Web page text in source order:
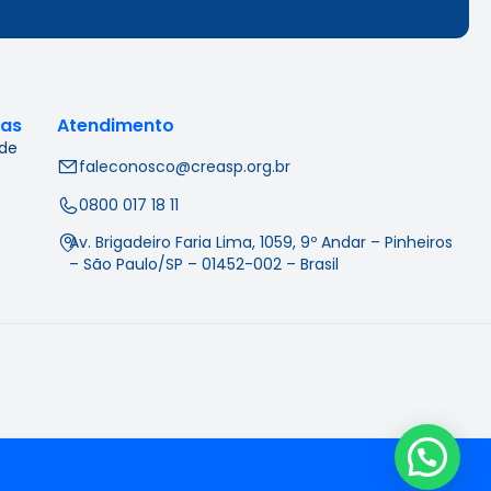
Atendimento
faleconosco@creasp.org.br
0800 017 18 11
Av. Brigadeiro Faria Lima, 1059, 9º Andar – Pinheiros
– São Paulo/SP – 01452-002 – Brasil